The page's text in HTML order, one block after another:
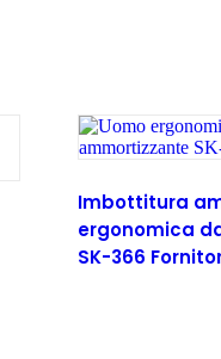
Imbottitura
ergonomica
SK-366